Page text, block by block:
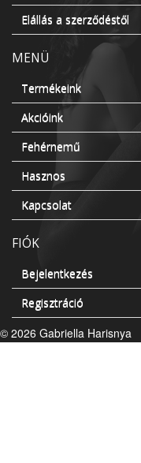
Elállás a szerződéstől
MENÜ
Termékeink
Akcióink
Fehérnemű
Hasznos
Kapcsolat
FIÓK
Bejelentkezés
Regisztráció
© 2026 Gabriella Harisnya